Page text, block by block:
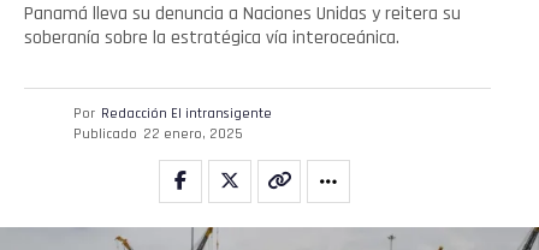
Panamá lleva su denuncia a Naciones Unidas y reitera su
soberanía sobre la estratégica vía interoceánica.
Por Redacción El intransigente
Publicado 22 enero, 2025